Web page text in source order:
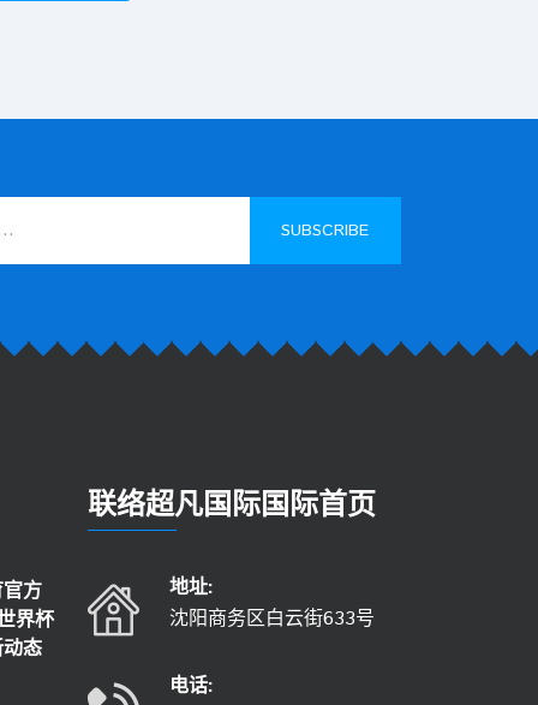
SUBSCRIBE
方
界杯
态
联络超凡国际国际首页
地址:
沈阳商务区白云街633号
电话: